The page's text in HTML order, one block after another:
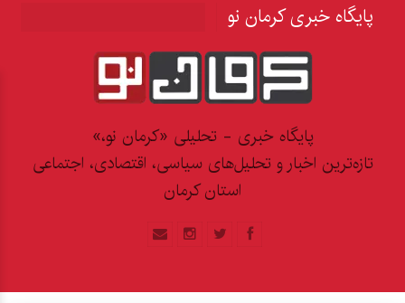
پایگاه خبری کرمان نو
پایگاه خبری - تحلیلی «کرمان نو،»
تازه‌ترین اخبار و تحلیل‌های سیاسی، اقتصادی، اجتماعی
استان کرمان